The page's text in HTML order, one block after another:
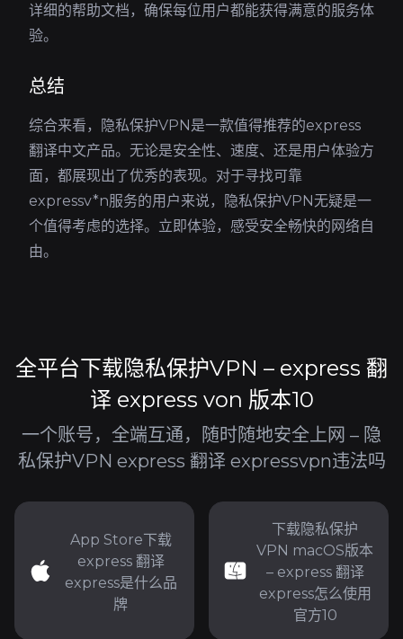
详细的帮助文档，确保每位用户都能获得满意的服务体
验。
总结
综合来看，隐私保护VPN是一款值得推荐的express
翻译中文产品。无论是安全性、速度、还是用户体验方
面，都展现出了优秀的表现。对于寻找可靠
expressv*n服务的用户来说，隐私保护VPN无疑是一
个值得考虑的选择。立即体验，感受安全畅快的网络自
由。
全平台下载隐私保护VPN – express 翻
译 express von 版本10
一个账号，全端互通，随时随地安全上网 – 隐
私保护VPN express 翻译 expressvpn违法吗
App Store下载
express 翻译
express是什么品
牌
下载隐私保护
VPN macOS版本
– express 翻译
express怎么使用
官方10